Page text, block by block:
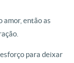
amor, então as
para deixar